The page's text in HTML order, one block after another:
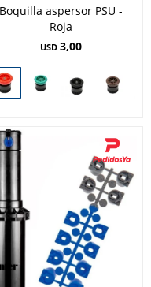
Boquilla aspersor PSU -
Roja
USD 3,00